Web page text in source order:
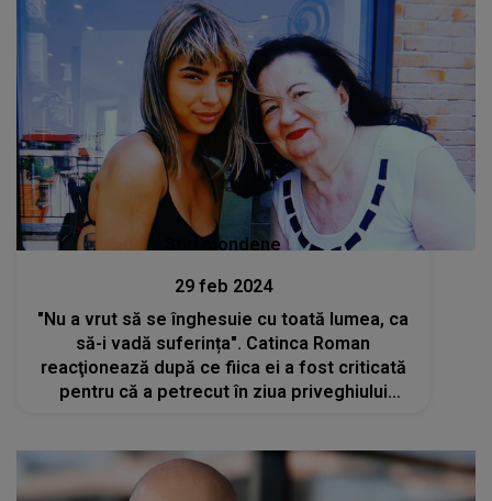
Stiri mondene
29 feb 2024
"Nu a vrut să se înghesuie cu toată lumea, ca
să-i vadă suferința". Catinca Roman
reacţionează după ce fiica ei a fost criticată
pentru că a petrecut în ziua priveghiului